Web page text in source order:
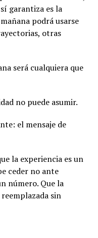
garantiza es la
podrá usarse
otras
será cualquiera que
no puede asumir.
el mensaje de
la experiencia es un
ceder no ante
número. Que la
sin